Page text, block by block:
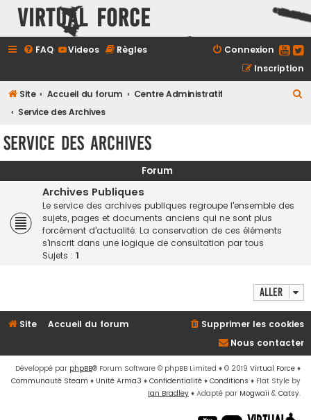
Virtual Force
FAQ Videos Règles
Connexion
Inscription
Site Accueil du forum
Centre Administratif
Service des Archives
r
Service des Archives
Forum
Archives Publiques
Le service des archives publiques regroupe l'ensemble des
sujets, pages et documents anciens qui ne sont plus
forcément d'actualité. La conservation de ces éléments
s'inscrit dans une logique de consultation par tous
Sujets : 1
Aller
Site Accueil du forum
Supprimer les cookies
Nous contacter
Développé par phpBB® Forum Software © phpBB Limited ♦ © 2019 Virtual Force ♦
Communauté Steam ♦ Unité Arma3 ♦ Confidentialité ♦ Conditions ♦ Flat Style by
Ian Bradley ♦ Adapté par Mogwaii & Catsy.